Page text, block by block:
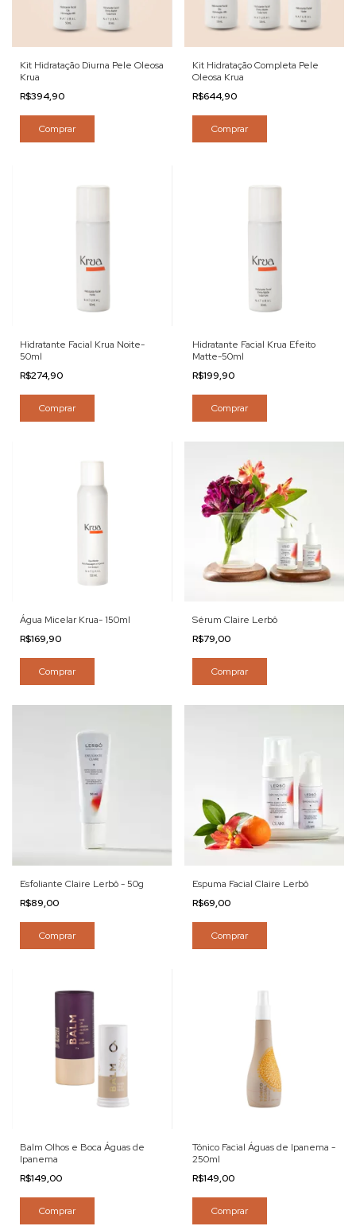
Kit Hidratação Diurna Pele Oleosa
Krua
R$394,90
Kit Hidratação Completa Pele
Oleosa Krua
R$644,90
Hidratante Facial Krua Noite-
50ml
R$274,90
Comprar
Hidratante Facial Krua Efeito
Matte-50ml
R$199,90
Comprar
Água Micelar Krua- 150ml
R$169,90
Comprar
Sérum Claire Lerbô
R$79,00
Comprar
Esfoliante Claire Lerbô - 50g
R$89,00
Comprar
Espuma Facial Claire Lerbô
R$69,00
Comprar
Balm Olhos e Boca Águas de
Ipanema
R$149,00
Comprar
Tônico Facial Águas de Ipanema -
250ml
R$149,00
Comprar